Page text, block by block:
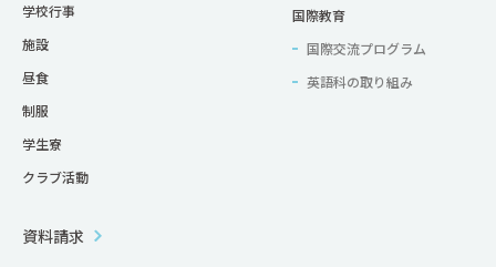
国際教育
国際交流プログラム
英語科の取り組み
学校行事
施設
昼食
制服
学生寮
クラブ活動
資料請求